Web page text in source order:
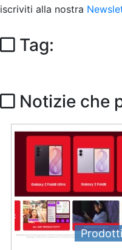
iscriviti alla nostra
Tag:
Notizie che